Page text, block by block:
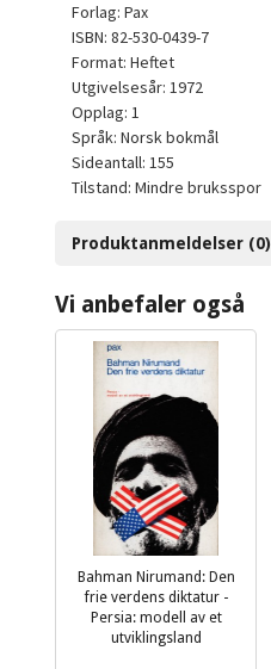
Forlag: Pax
ISBN: 82-530-0439-7
Format: Heftet
Utgivelsesår: 1972
Opplag: 1
Språk: Norsk bokmål
Sideantall: 155
Tilstand: Mindre bruksspor
Produktanmeldelser (0)
Vi anbefaler også
Bahman Nirumand: Den
frie verdens diktatur -
Persia: modell av et
utviklingsland